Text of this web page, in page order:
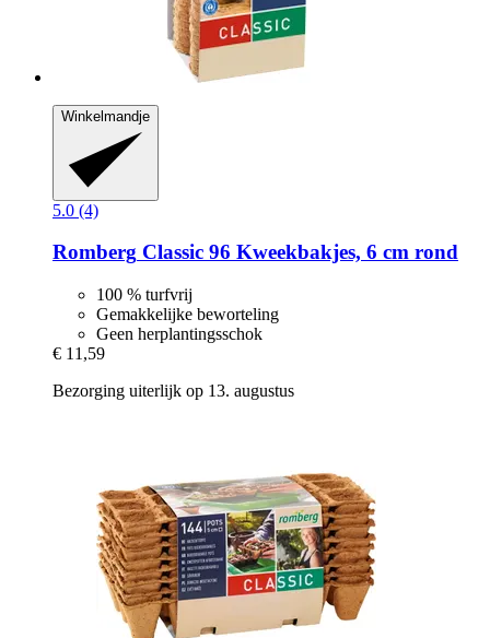
Winkelmandje
5.0 (4)
Romberg Classic 96 Kweekbakjes, 6 cm rond
100 % turfvrij
Gemakkelijke beworteling
Geen herplantingsschok
€ 11,59
Bezorging uiterlijk op 13. augustus